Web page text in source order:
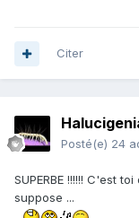
Citer
Posté(e) 24
SUPERBE !!!!!! C'est
suppose ...